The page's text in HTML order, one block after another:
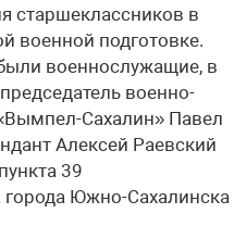
старшеклассников в
военной подготовке.
военнослужащие, в
военно-
Сахалин» Павел
Алексей Раевский
39
города Южно-Сахалинска